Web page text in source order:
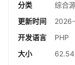
分类
综合
更新时间
开发语言
PHP
大小